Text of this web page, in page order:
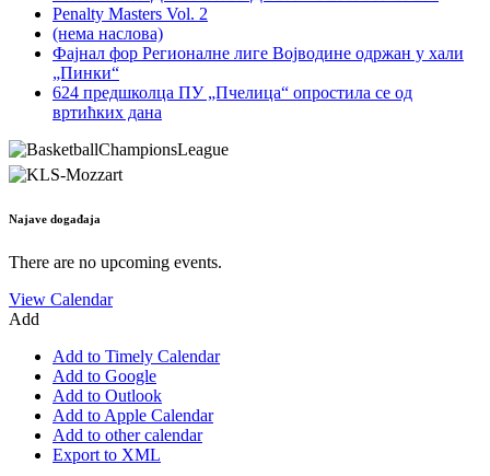
Penalty Masters Vol. 2
(нема наслова)
Фајнал фор Регионалне лиге Војводине одржан у хали
„Пинки“
624 предшколца ПУ „Пчелица“ опростила се од
вртићких дана
Najave događaja
There are no upcoming events.
View Calendar
Add
Add to Timely Calendar
Add to Google
Add to Outlook
Add to Apple Calendar
Add to other calendar
Export to XML